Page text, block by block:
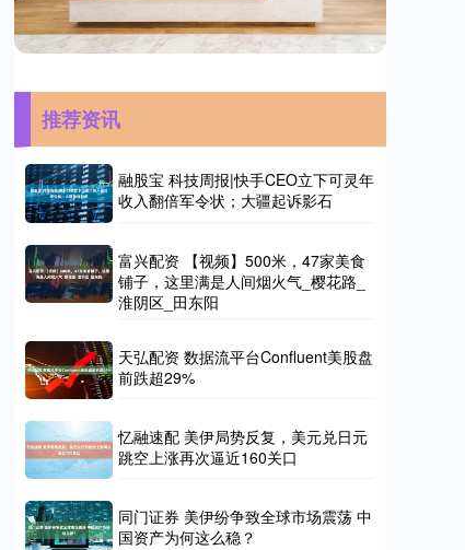
推荐资讯
融股宝 科技周报|快手CEO立下可灵年
收入翻倍军令状；大疆起诉影石
富兴配资 【视频】500米，47家美食
铺子，这里满是人间烟火气_樱花路_
淮阴区_田东阳
天弘配资 数据流平台Confluent美股盘
前跌超29%
忆融速配 美伊局势反复，美元兑日元
跳空上涨再次逼近160关口
同门证券 美伊纷争致全球市场震荡 中
国资产为何这么稳？